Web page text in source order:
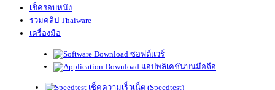
เช็ครอบหนัง
รวมคลิป Thaiware
เครื่องมือ
ซอฟต์แวร์
แอปพลิเคชันบนมือถือ
เช็คความเร็วเน็ต (Speedtest)